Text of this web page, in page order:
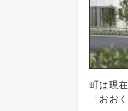
町は現
「おお